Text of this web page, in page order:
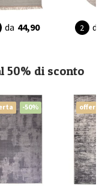
da 44,90 da
50% di sconto
-50% offerta